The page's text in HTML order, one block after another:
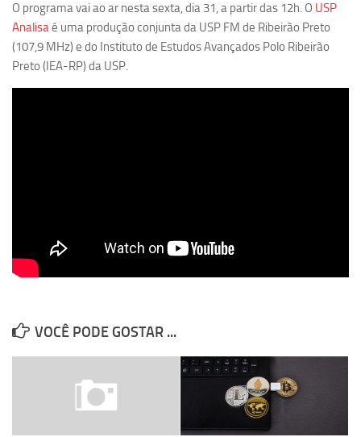
Equipe
Estrutura do polo
Espaço de Eventos
Publicações
Espaço Cultural
O programa vai ao ar nesta sexta, dia 31, a partir das 12h. O USP
Analisaé uma produção conjunta da USP FM de Ribeirão Preto
(107,9 MHz) e do Instituto de Estudos Avançados Polo Ribeirão
Preto (IEA-RP) da USP.
VOCÊ PODE GOSTAR ...